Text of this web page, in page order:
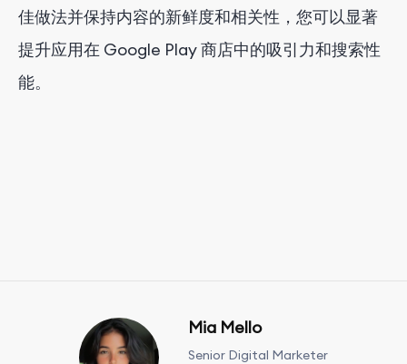
佳做法并保持内容的新鲜度和相关性，您可以显著
提升应用在 Google Play 商店中的吸引力和搜索性
能。
Mia Mello
Senior Digital Marketer